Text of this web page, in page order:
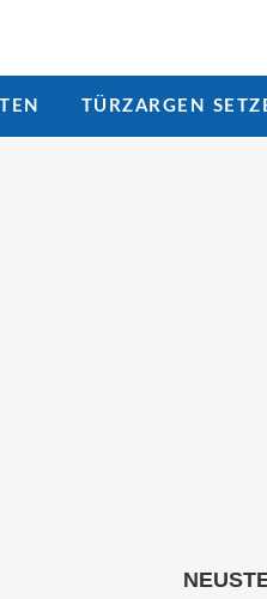
TÜRZARGEN